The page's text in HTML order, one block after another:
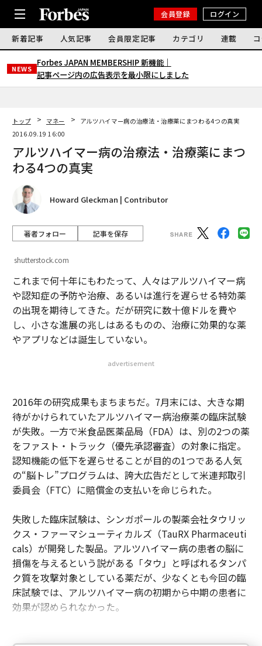
会員登録 ログイン
新着記事 人気記事 会員限定記事 カテゴリ 連載
NEWS
Forbes JAPAN MEMBERSHIP 新機能｜
記事ページ内の広告表示を最小限にしました
トップ マネー
アルツハイマー病の治療法・治療薬にまつわる4つの真実
2016.09.19 16:00
アルツハイマー病の治療法・治療薬にまつ
わる4つの真実
Howard Gleckman | Contributor
著者フォロー 記事を保存
shutterstock.com
これまで何十年にもわたって、人々はアルツハイマー病
や認知症の予防や治療、あるいは進行を遅らせる特効薬
の出現を期待してきた。だが研究に数十億ドルを費や
し、小さな進展の兆しはあるものの、治療に効果的な薬
やアプリなどは誕生していない。
advertisement
2016年の研究成果もまちまちだ。7月末には、大きな期
待がかけられていたアルツハイマー病治療薬の臨床試験
が失敗。一方で米食品医薬品局（FDA）は、別の2つの薬
をファスト・トラック（優先承認審査）の対象に指定。
認知機能の低下を遅らせることが目的の1つである人気
の“脳トレ”プログラムは、誇大広告だとして米連邦取引
委員会（FTC）に賠償金の支払いを命じられた。
失敗した臨床試験は、シンガポールの製薬会社タウリッ
クス・ファーマシューティカルズ（TauRX Pharmaceuti
cals）が開発した製品。アルツハイマー病の患者の脳に
損傷を与えるという説がある「タウ」と呼ばれるタンパ
ク質を攻撃対象としている薬だが、少なくとも今回の臨
床試験では、アルツハイマー病の初期から中期の患者に
効果が認められなかった。